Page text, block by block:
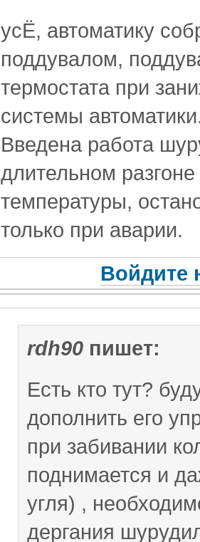
усЁ, автоматику
поддувалом,
термостата при
системы
Введена работа
длительном
температуры,
только при аварии.
Войдите
rdh90 пишет:
Есть кто тут?
дополнить его
при забивании
поднимается и
угля) ,
дергания